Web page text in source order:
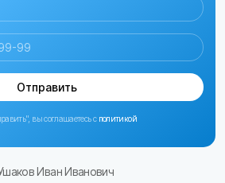
Отправить
вы соглашаетесь с политикой
Иван Иванович